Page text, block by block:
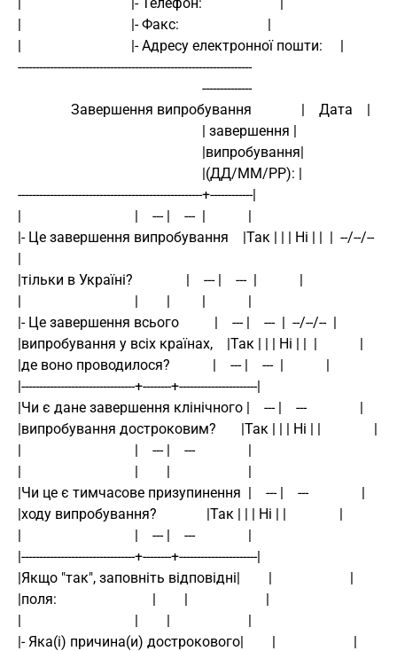
|                               |- Факс:                         |
|                               |- Адресу електронної пошти:     |
------------------------------------------------------------------
                                                    --------------
               Завершення випробування              |    Дата    |
                                                    | завершення |
                                                    |випробування|
                                                    |(ДД/ММ/РР): |
----------------------------------------------------+------------|
|                                |    --- |    ---  |            |
|- Це завершення випробування    |Так | | | Ні | |  |  --/--/--
|
|тільки в Україні?               |    --- |    ---  |            |
|                                |        |         |            |
|- Це завершення всього          |    --- |    ---  |  --/--/--  |
|випробування у всіх країнах,    |Так | | | Ні | |  |            |
|де воно проводилося?            |    --- |    ---  |            |
|--------------------------------+--------+----------------------|
|Чи є дане завершення клінічного |    --- |    ---               |
|                                |    --- |    ---               |
|                                |        |                      |
|Чи це є тимчасове призупинення  |    --- |    ---               |
|ходу випробування?              |Так | | | Ні | |               |
|                                |    --- |    ---               |
|--------------------------------+--------+----------------------|
|Якщо "так", заповніть відповідні|        |                      |
|поля:                           |        |                      |
|                                |        |                      |
|- Яка(і) причина(и) дострокового|        |                      |